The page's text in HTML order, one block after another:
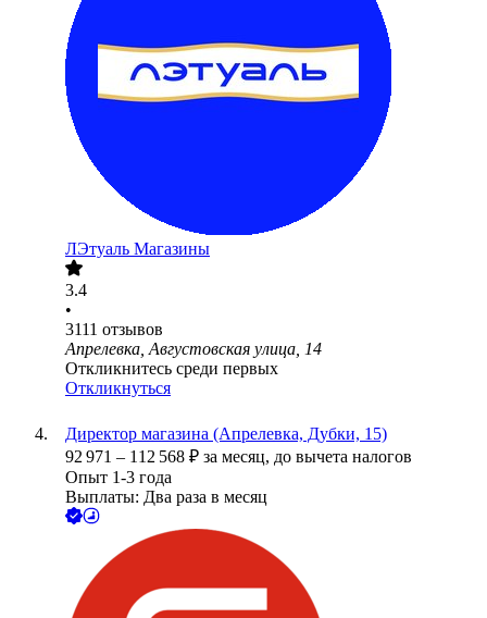
ЛЭтуаль Магазины
3.4
•
3111 отзывов
Апрелевка, Августовская улица, 14
Откликнитесь среди первых
Откликнуться
Директор магазина (Апрелевка, Дубки, 15)
92 971 – 112 568 ₽ за месяц, до вычета налогов
Опыт 1-3 года
Выплаты: Два раза в месяц